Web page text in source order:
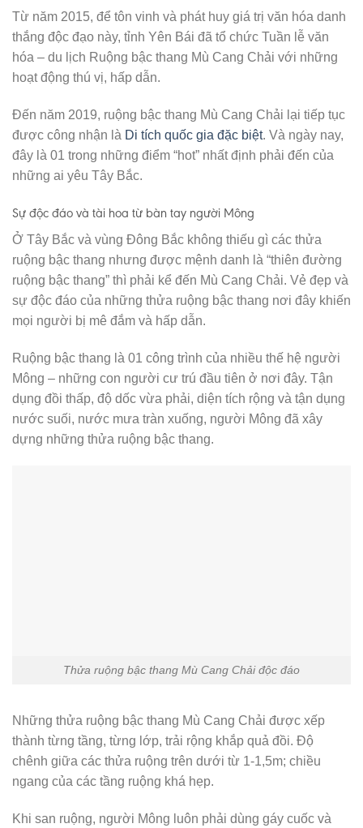
Từ năm 2015, để tôn vinh và phát huy giá trị văn hóa danh
thắng độc đạo này, tỉnh Yên Bái đã tổ chức Tuần lễ văn
hóa – du lịch Ruộng bậc thang Mù Cang Chải với những
hoạt động thú vị, hấp dẫn.
Đến năm 2019, ruộng bậc thang Mù Cang Chải lại tiếp tục
được công nhận là Di tích quốc gia đặc biệt. Và ngày nay,
đây là 01 trong những điểm “hot” nhất định phải đến của
những ai yêu Tây Bắc.
Sự độc đáo và tài hoa từ bàn tay người Mông
Ở Tây Bắc và vùng Đông Bắc không thiếu gì các thửa
ruộng bậc thang nhưng được mệnh danh là “thiên đường
ruộng bậc thang” thì phải kể đến Mù Cang Chải. Vẻ đẹp và
sự độc đáo của những thửa ruộng bậc thang nơi đây khiến
mọi người bị mê đắm và hấp dẫn.
Ruộng bậc thang là 01 công trình của nhiều thế hệ người
Mông – những con người cư trú đầu tiên ở nơi đây. Tận
dụng đồi thấp, độ dốc vừa phải, diện tích rộng và tận dụng
nước suối, nước mưa tràn xuống, người Mông đã xây
dựng những thửa ruộng bậc thang.
Thửa ruộng bậc thang Mù Cang Chải độc đáo
Những thửa ruộng bậc thang Mù Cang Chải được xếp
thành từng tầng, từng lớp, trải rộng khắp quả đồi. Độ
chênh giữa các thửa ruộng trên dưới từ 1-1,5m; chiều
ngang của các tầng ruộng khá hẹp.
Khi san ruộng, người Mông luôn phải dùng gáy cuốc và